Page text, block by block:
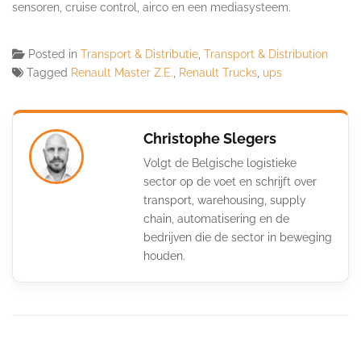
sensoren, cruise control, airco en een mediasysteem.
Posted in Transport & Distributie, Transport & Distribution
Tagged Renault Master Z.E., Renault Trucks, ups
Christophe Slegers
Volgt de Belgische logistieke
sector op de voet en schrijft over
transport, warehousing, supply
chain, automatisering en de
bedrijven die de sector in beweging
houden.